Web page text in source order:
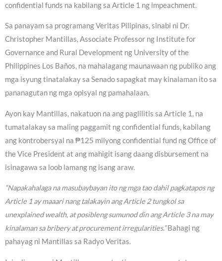
confidential funds na kabilang sa Article 1 ng impeachment.
Sa panayam sa programang Veritas Pilipinas, sinabi ni Dr.
Christopher Mantillas, Associate Professor ng Institute for
Governance and Rural Development ng University of the
Philippines Los Baños, na mahalagang maunawaan ng publiko ang
mga isyung tinatalakay sa Senado sapagkat may kinalaman ito sa
pananagutan ng mga opisyal ng pamahalaan.
Ayon kay Mantillas, nakatuon na ang paglilitis sa Article 1, na
tumatalakay sa maling paggamit ng confidential funds, kabilang
ang kontrobersyal na ₱125 milyong confidential fund ng Office of
the Vice President at ang mahigit isang daang disbursement na
isinagawa sa loob lamang ng isang araw.
“Napakahalaga na masubaybayan ito ng mga tao dahil pagkatapos ng
Article 1 ay maaari nang talakayin ang Article 2 tungkol sa
unexplained wealth, at posibleng sumunod din ang Article 3 na may
kinalaman sa bribery at procurement irregularities.”Bahagi ng
pahayag ni Mantillas sa Radyo Veritas.